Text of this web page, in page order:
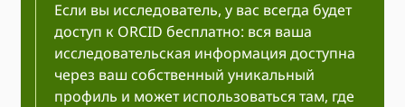
Если вы исследователь, у вас всегда будет
доступ к ORCID бесплатно: вся ваша
исследовательская информация доступна
через ваш собственный уникальный
профиль и может использоваться там, где